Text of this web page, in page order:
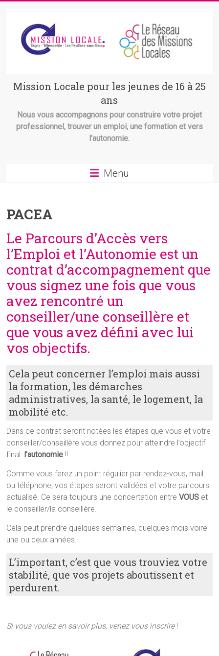
Mission
Locale
Gagny
Mission Locale pour les jeunes de 16 à 25
ans
Nous vous accompagnons pour construire votre projet
professionnel, trouver un emploi, une formation et vers
l’autonomie.
Menu
PACEA
Le Parcours d’Accès vers
l’Emploi et l’Autonomie est un
contrat d’accompagnement que
vous signez une fois que vous
avez rencontré un
conseiller/une conseillère et
que vous avez défini avec lui
vos objectifs.
Cela peut concerner l’emploi mais aussi
la formation, les démarches
administratives, la santé, le logement, la
mobilité etc.
Dans ce contrat seront notées les étapes que vous et votre
conseiller/conseillère vous donnez pour atteindre l’objectif
final: l’autonomie !!
Comme vous ferez un point régulier par rendez-vous, mail
ou téléphone, vos étapes seront validées et votre parcours
actualisé. Ce sera toujours une concertation entreVOUS et
le conseiller/la conseillère.
Cela peut prendre quelques semaines, quelques mois voire
une ou deux années.
L’important, c’est que vous trouviez votre
stabilité, que vos projets aboutissent et
perdurent.
Si vous voulez en savoir plus, venez vous inscrire!